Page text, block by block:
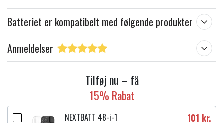
Batteriet er kompatibelt med følgende produkter
Anmeldelser
Tilføj nu – få
15% Rabat
NEXTBATT 48-i-1
101 kr.